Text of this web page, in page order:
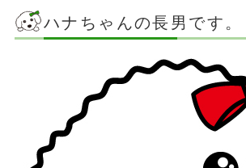
ハナちゃんの長男です。